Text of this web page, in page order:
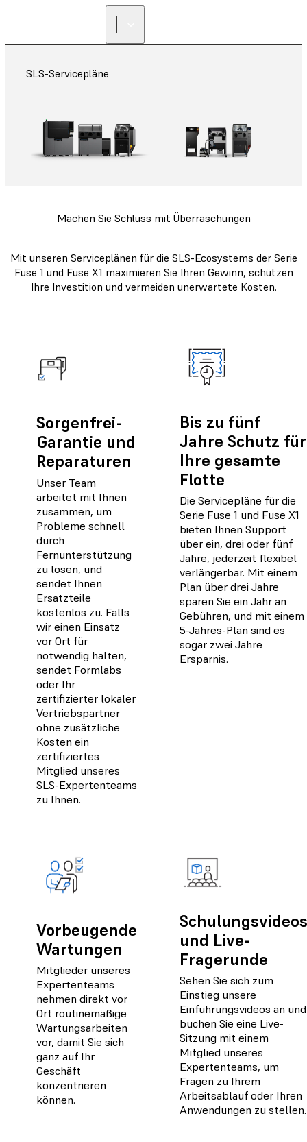
SLS-Servicepläne
Machen Sie Schluss mit Überraschungen
Mit unseren Serviceplänen für die SLS-Ecosystems der Serie
Fuse 1 und Fuse X1 maximieren Sie Ihren Gewinn, schützen
Ihre Investition und vermeiden unerwartete Kosten.
Sorgenfrei-
Garantie und
Reparaturen
Unser Team
arbeitet mit Ihnen
zusammen, um
Probleme schnell
durch
Fernunterstützung
zu lösen, und
sendet Ihnen
Ersatzteile
kostenlos zu. Falls
wir einen Einsatz
vor Ort für
notwendig halten,
sendet Formlabs
oder Ihr
zertifizierter lokaler
Vertriebspartner
ohne zusätzliche
Kosten ein
zertifiziertes
Mitglied unseres
SLS-Expertenteams
zu Ihnen.
Bis zu fünf
Jahre Schutz für
Ihre gesamte
Flotte
Die Servicepläne für die
Serie Fuse 1 und Fuse X1
bieten Ihnen Support
über ein, drei oder fünf
Jahre, jederzeit flexibel
verlängerbar. Mit einem
Plan über drei Jahre
sparen Sie ein Jahr an
Gebühren, und mit einem
5-Jahres-Plan sind es
sogar zwei Jahre
Ersparnis.
Vorbeugende
Wartungen
Mitglieder unseres
Expertenteams
nehmen direkt vor
Ort routinemäßige
Wartungsarbeiten
vor, damit Sie sich
ganz auf Ihr
Geschäft
konzentrieren
können.
Schulungsvideos
und Live-
Fragerunde
Sehen Sie sich zum
Einstieg unsere
Einführungsvideos an und
buchen Sie eine Live-
Sitzung mit einem
Mitglied unseres
Expertenteams, um
Fragen zu Ihrem
Arbeitsablauf oder Ihren
Anwendungen zu stellen.